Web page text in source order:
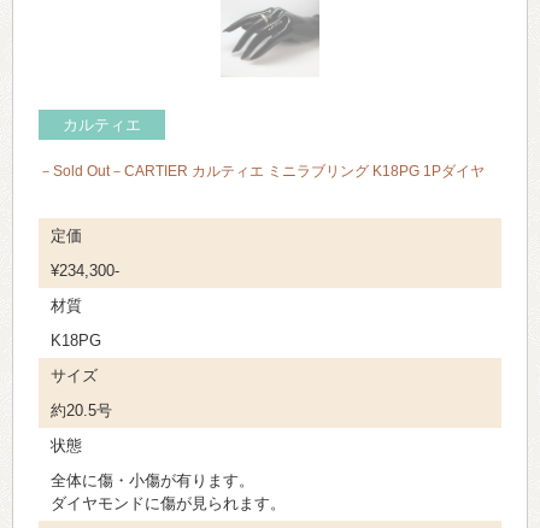
カルティエ
－Sold Out－CARTIER カルティエ ミニラブリング K18PG 1Pダイヤ
定価
¥234,300-
材質
K18PG
サイズ
約20.5号
状態
全体に傷・小傷が有ります。
ダイヤモンドに傷が見られます。